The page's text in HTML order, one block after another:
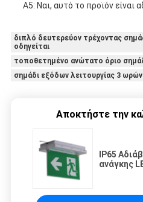
Α5: Ναι, αυτό το προϊόν είναι
διπλό δευτερεύον τρέχοντας
οδηγείται
τοποθετημένο ανώτατο όριο
σημάδι εξόδων λειτουργίας 3
Αποκτήστε την
IP65
ανάγκης